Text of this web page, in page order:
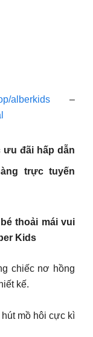
alberkids–
ưu đãi hấp dẫn
trực tuyến
thoải mái vui
Kids
chiếc nơ hồng
kế.
mồ hôi cực kì